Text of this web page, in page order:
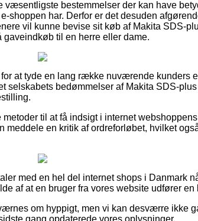
væsentligste bestemmelser der kan have
shoppen har. Derfor er det desuden
vil kunne bevise sit køb af Makita SDS-
til en herre eller dame.
at tyde en lang række nuværende kunders
selskabets bedømmelser af Makita SDS-
til at få indsigt i internet
meddele en kritik af ordreforløbet, hvilket
med en hel del internet shops i Danmark
af at en bruger fra vores website udfører en
om hyppigt, men vi kan desværre ikke
gang opdaterede vores oplysninger.